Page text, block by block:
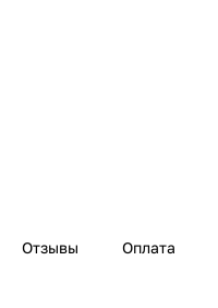
Отзывы Оплата